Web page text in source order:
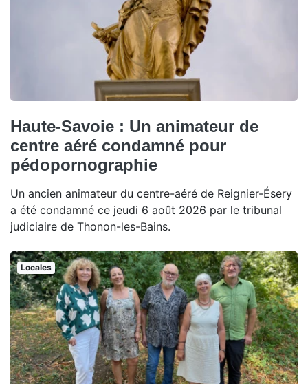
Haute-Savoie : Un animateur de
centre aéré condamné pour
pédopornographie
Un ancien animateur du centre-aéré de Reignier-Ésery
a été condamné ce jeudi 6 août 2026 par le tribunal
judiciaire de Thonon-les-Bains.
Locales